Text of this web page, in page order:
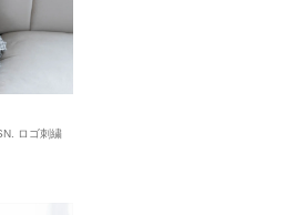
ロゴ刺繍